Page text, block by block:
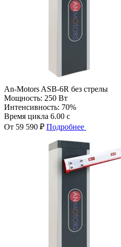
An-Motors ASB-6R без стрелы
Мощность: 250 Вт
Интенсивность: 70%
Время цикла 6.00 с
От 59 590 ₽ Подробнее